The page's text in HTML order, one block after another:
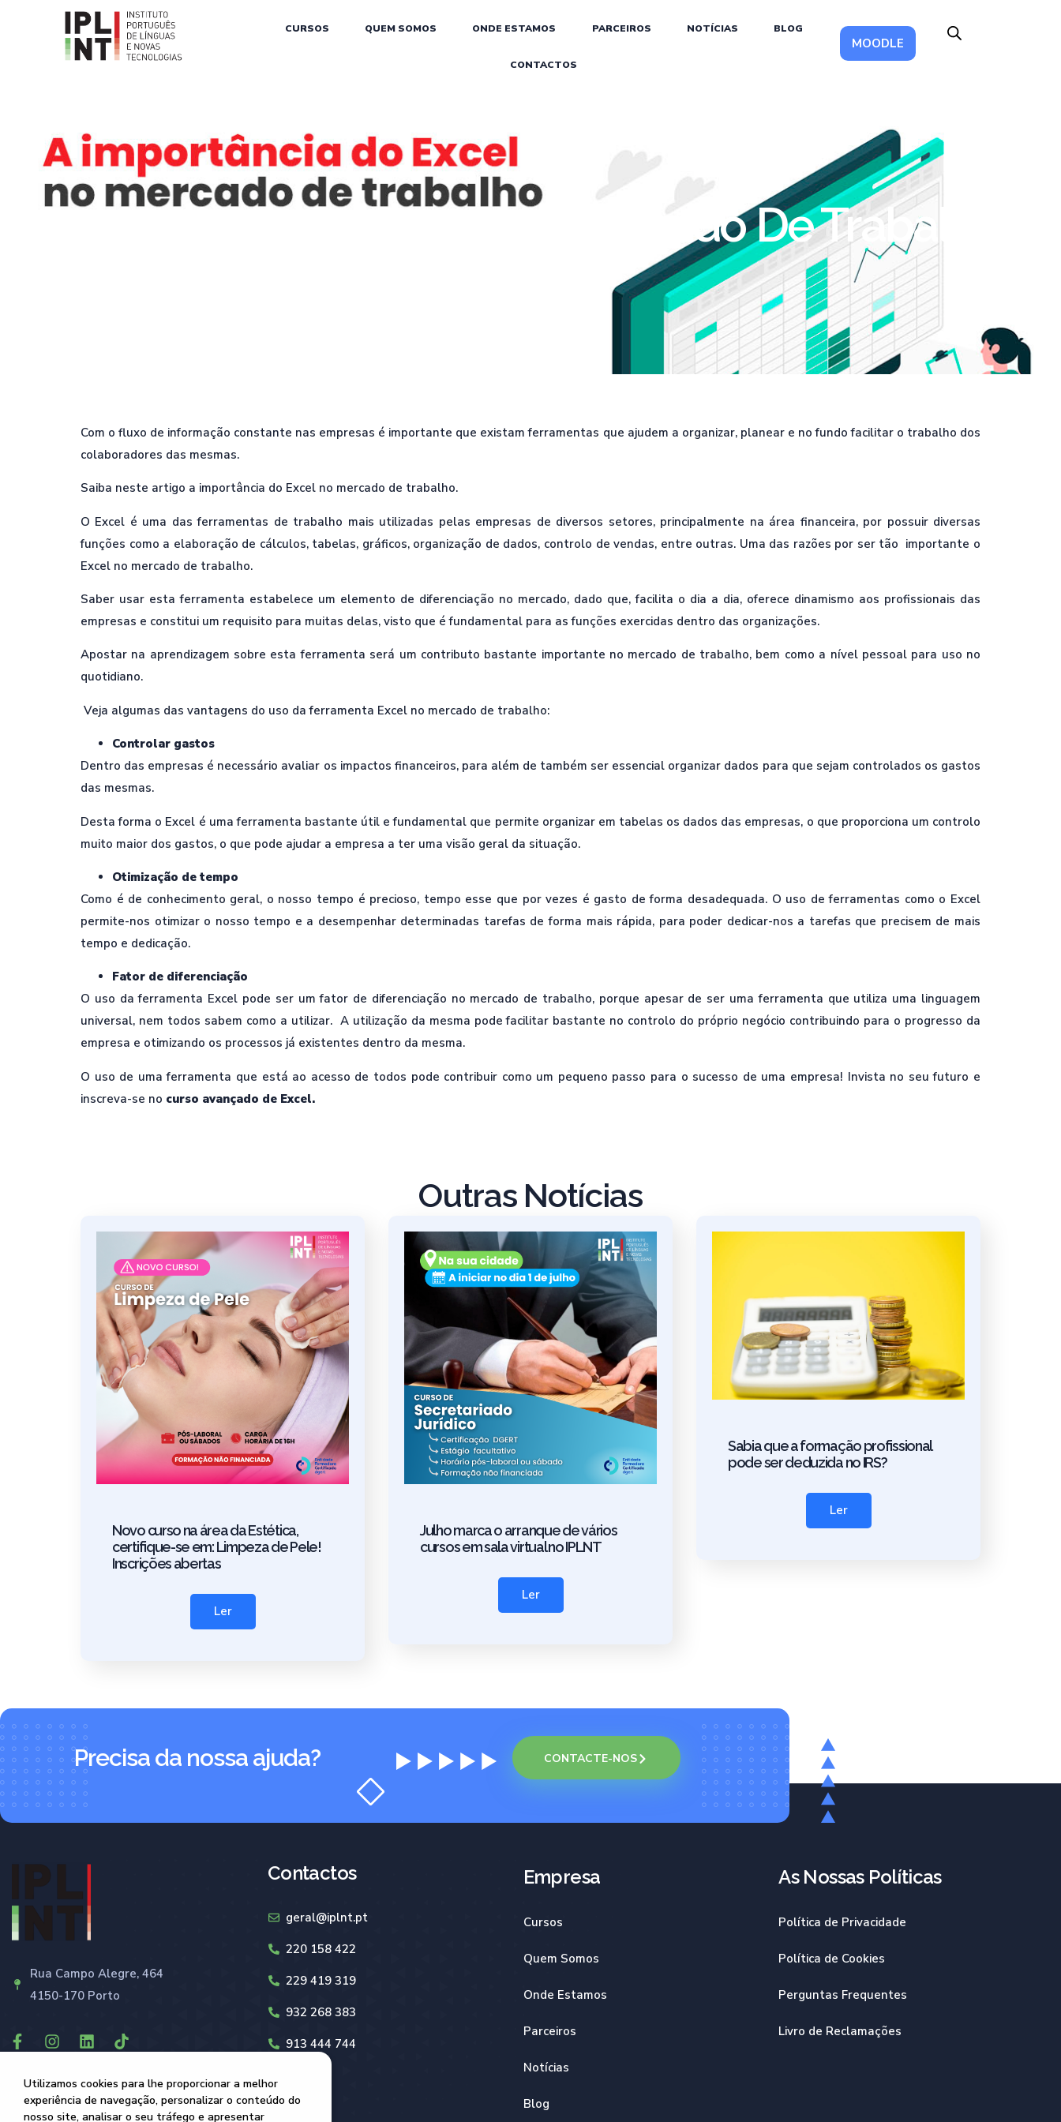
CURSOS QUEM SOMOS ONDE ESTAMOS PARCEIROS NOTÍCIAS BLOG
CONTACTOS
MOODLE
A Importância Do Excel No Mercado De Trabalho
Com o fluxo de informação constante nas empresas é importante que existam ferramentas que ajudem a organizar, planear e no fundo facilitar o trabalho dos
colaboradores das mesmas.
Saiba neste artigo a importância do Excel no mercado de trabalho.
O Excel é uma das ferramentas de trabalho mais utilizadas pelas empresas de diversos setores, principalmente na área financeira, por possuir diversas
funções como a elaboração de cálculos, tabelas, gráficos, organização de dados, controlo de vendas, entre outras. Uma das razões por ser tão importante o
Excel no mercado de trabalho.
Saber usar esta ferramenta estabelece um elemento de diferenciação no mercado, dado que, facilita o dia a dia, oferece dinamismo aos profissionais das
empresas e constitui um requisito para muitas delas, visto que é fundamental para as funções exercidas dentro das organizações.
Apostar na aprendizagem sobre esta ferramenta será um contributo bastante importante no mercado de trabalho, bem como a nível pessoal para uso no
quotidiano.
Veja algumas das vantagens do uso da ferramenta Excel no mercado de trabalho:
Controlar gastos
Dentro das empresas é necessário avaliar os impactos financeiros, para além de também ser essencial organizar dados para que sejam controlados os gastos
das mesmas.
Desta forma o Excel é uma ferramenta bastante útil e fundamental que permite organizar em tabelas os dados das empresas, o que proporciona um controlo
muito maior dos gastos, o que pode ajudar a empresa a ter uma visão geral da situação.
Otimização de tempo
Como é de conhecimento geral, o nosso tempo é precioso, tempo esse que por vezes é gasto de forma desadequada. O uso de ferramentas como o Excel
permite-nos otimizar o nosso tempo e a desempenhar determinadas tarefas de forma mais rápida, para poder dedicar-nos a tarefas que precisem de mais
tempo e dedicação.
Fator de diferenciação
O uso da ferramenta Excel pode ser um fator de diferenciação no mercado de trabalho, porque apesar de ser uma ferramenta que utiliza uma linguagem
universal, nem todos sabem como a utilizar. A utilização da mesma pode facilitar bastante no controlo do próprio negócio contribuindo para o progresso da
empresa e otimizando os processos já existentes dentro da mesma.
O uso de uma ferramenta que está ao acesso de todos pode contribuir como um pequeno passo para o sucesso de uma empresa! Invista no seu futuro e
inscreva-se no curso avançado de Excel.
Outras Notícias
Novo curso na área da Estética,
certifique-se em: Limpeza de Pele!
Inscrições abertas
Ler
Julho marca o arranque de vários
cursos em sala virtual no IPLNT
Ler
Sabia que a formação profissional
pode ser deduzida no IRS?
Ler
Precisa da nossa ajuda? CONTACTE-NOS
Rua Campo Alegre, 464
4150-170 Porto
Contactos
geral@iplnt.pt
220 158 422
229 419 319
932 268 383
913 444 744
Empresa
Cursos
Quem Somos
Onde Estamos
Parceiros
Notícias
Blog
As Nossas Políticas​
Política de Privacidade
Política de Cookies
Perguntas Frequentes
Livro de Reclamações
Utilizamos cookies para lhe proporcionar a melhor
experiência de navegação, personalizar o conteúdo do
nosso site, analisar o seu tráfego e apresentar